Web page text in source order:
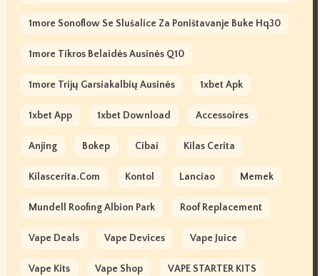
1more Sonoflow Se Slušalice Za Poništavanje Buke Hq30
1more Tikros Belaidės Ausinės Q10
1more Trijų Garsiakalbių Ausinės 1xbet Apk
1xbet App 1xbet Download Accessoires
Anjing Bokep Cibai Kilas Cerita
Kilascerita.com Kontol Lanciao Memek
Mundell Roofing Albion Park Roof Replacement
Vape Deals Vape Devices Vape Juice
Vape Kits Vape Shop VAPE STARTER KITS